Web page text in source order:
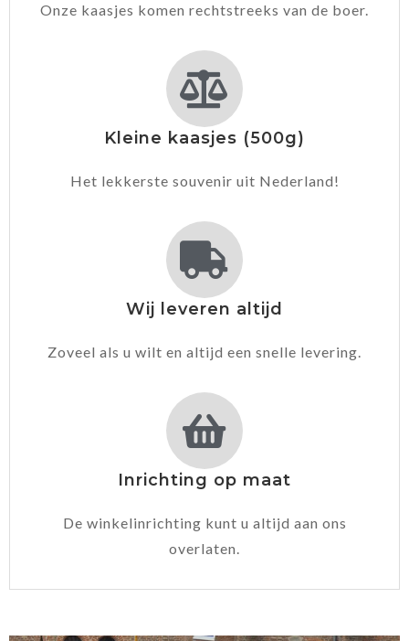
Onze kaasjes komen rechtstreeks van de boer.
Kleine kaasjes (500g)
Het lekkerste souvenir uit Nederland!
Wij leveren altijd
Zoveel als u wilt en altijd een snelle levering.
Inrichting op maat
De winkelinrichting kunt u altijd aan ons
overlaten.​